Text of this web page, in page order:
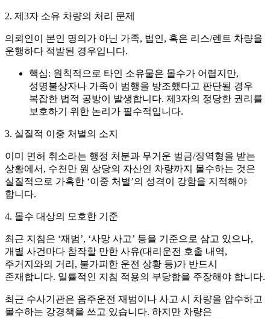
2. 제3자 소유 차량의 처리 문제
의뢰인이 본인 명의가 아닌 가족, 법인, 혹은 리스/렌트 차량을
운행하다 적발된 경우입니다.
핵심: 원칙적으로 타인 소유물은 몰수가 어렵지만,
성명불상자나 가족이 범행을 방조했다고 판단될 경우
복잡한 법적 공방이 발생합니다. 제3자의 정당한 권리를
보호하기 위한 논리가 필수적입니다.
3. 실질적 이중 처벌의 소지
이미 면허 취소라는 행정 처분과 무거운 벌금/징역형을 받는
상황에서, 수천만 원 상당의 자산인 차량까지 몰수하는 것은
실질적으로 가혹한 ‘이중 처벌’의 성격이 강함을 지적해야
합니다.
4. 몰수 대상의 모호한 기준
최근 지침은 ‘재범’, ‘사망 사고’ 등을 기준으로 삼고 있으나,
개별 사건마다 참작할 만한 사유(대리운전 호출 내역,
주거지와의 거리, 불가피한 운전 상황 등)가 반드시
존재합니다. 일률적인 지침 적용의 부당함을 주장해야 합니다.
최근 수사기관은 음주운전 재범이나 사고 시 차량을 압수하고
몰수하는 강경책을 쓰고 있습니다. 하지만 차량은